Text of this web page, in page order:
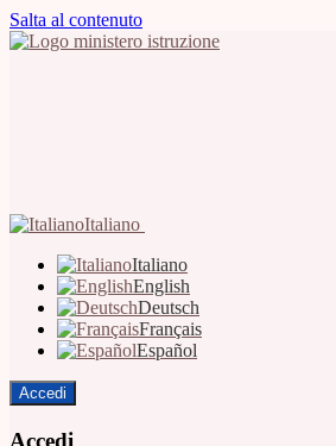
Salta al contenuto
Italiano
Italiano
English
Deutsch
Français
Español
Accedi
Accedi